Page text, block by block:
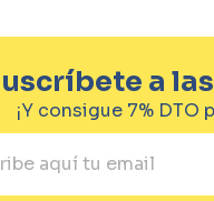
a
¡Y consigue 7% DTO